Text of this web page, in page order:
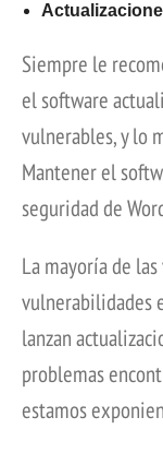
Siempre le
el software
vulnerables, y lo
Mantener el
seguridad de
La mayoría de
vulnerabilidades
lanzan
problemas
estamos